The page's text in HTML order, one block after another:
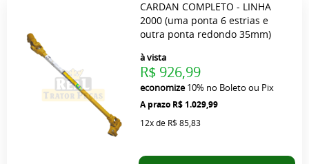
CARDAN COMPLETO - LINHA
2000 (uma ponta 6 estrias e
outra ponta redondo 35mm)
R$ 1.029,99
à vista
R$ 926,99
economize10% no Boleto ou Pix
12xde R$ 85,83